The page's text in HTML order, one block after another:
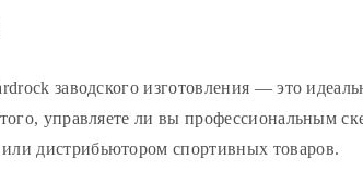
заводского изготовления — это
управляете ли вы профессиональным
дистрибьютором спортивных товаров.